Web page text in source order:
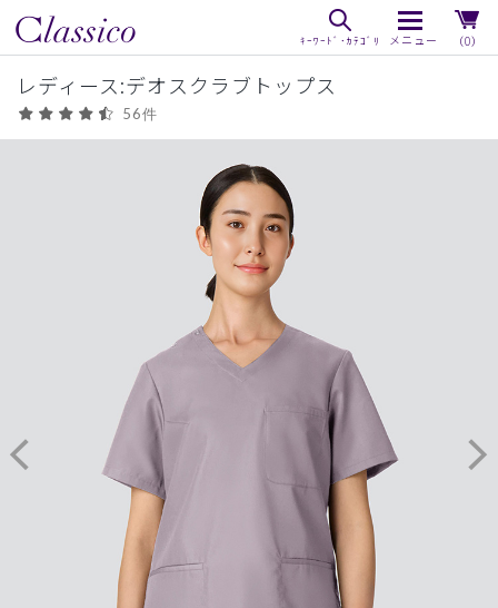
（0）
レディース:デオスクラブトップス
56件